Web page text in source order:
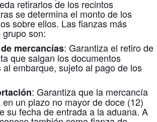
retirarlos de los recintos
se determina el monto de los
sobre ellos. Las fianzas más
son:
mercancías: Garantiza el retiro de
que salgan los documentos
embarque, sujeto al pago de los
: Garantiza que la mercancía
un plazo no mayor de doce (12)
su fecha de entrada a la aduana. A